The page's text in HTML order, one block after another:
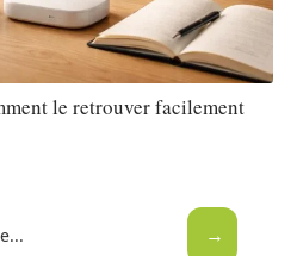
le retrouver facilement